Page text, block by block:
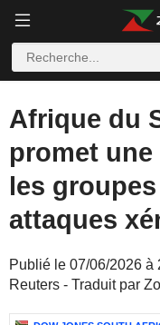
Afrique du
promet
les
attaques
Publié le 07/06/2026 à
Reuters - Traduit par